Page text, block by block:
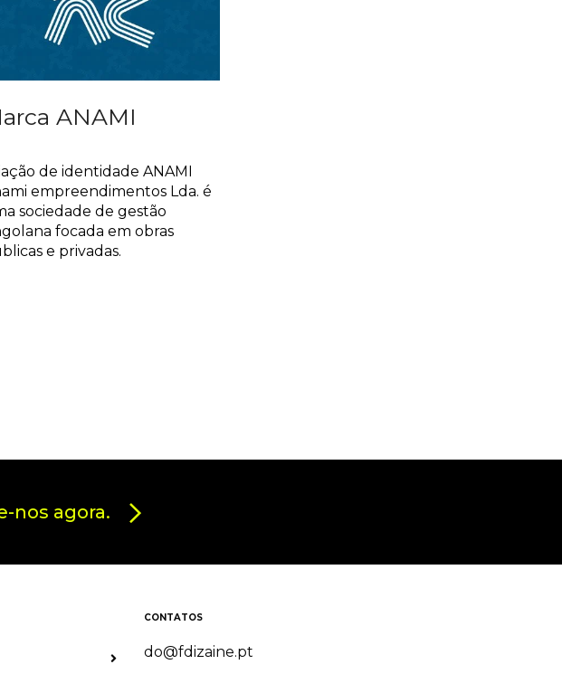
ANAMI
de identidade ANAMI
empreendimentos Lda. é
sociedade de gestão
focada em obras
e privadas.
nos agora.
CONTATOS
do@fdizaine.pt